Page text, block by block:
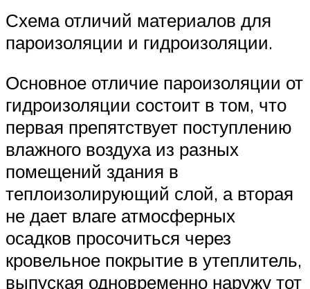
Схема отличий материалов для
пароизоляции и гидроизоляции.
Основное отличие пароизоляции от
гидроизоляции состоит в том, что
первая препятствует поступлению
влажного воздуха из разных
помещений здания в
теплоизолирующий слой, а вторая
не дает влаге атмосферных
осадков просочиться через
кровельное покрытие в утеплитель,
выпуская одновременно наружу тот